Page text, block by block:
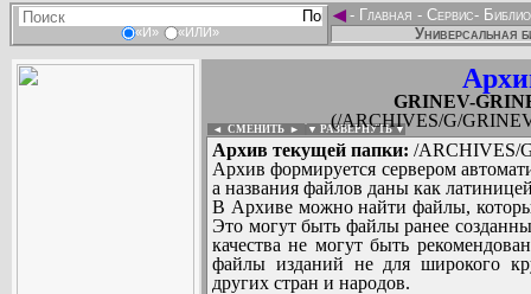
«И» «ИЛИ»
◄- Главная - Сервис-
Универсальная
GRINEV-
(/ARCHIVES/G/
◄ СМЕНИТЬ ► ▼ РАЗВЕРНУТЬ ▼
Архив текущей папки: /ARCHIVES/
Архив формируется сервером
а названия файлов даны как
В Архиве можно найти файлы,
Это могут быть файлы ранее
качества не могут быть
файлы изданий не для широкого
других стран и народов.